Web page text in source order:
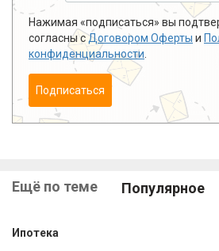
Нажимая «подписаться» вы
согласны сДоговором Оферты и
конфиденциальности
Подписаться
Ещё по теме Популярное
Ипотека